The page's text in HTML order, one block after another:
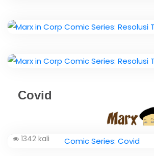
Covid
1342 kali